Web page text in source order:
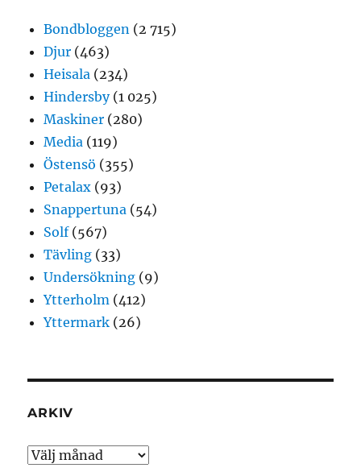
Bondbloggen (2 715)
Djur (463)
Heisala (234)
Hindersby(1 025)
Maskiner (280)
Media (119)
Östensö (355)
Petalax (93)
Snappertuna (54)
Solf(567)
Tävling (33)
Undersökning (9)
Ytterholm (412)
Yttermark (26)
ARKIV
Arkiv